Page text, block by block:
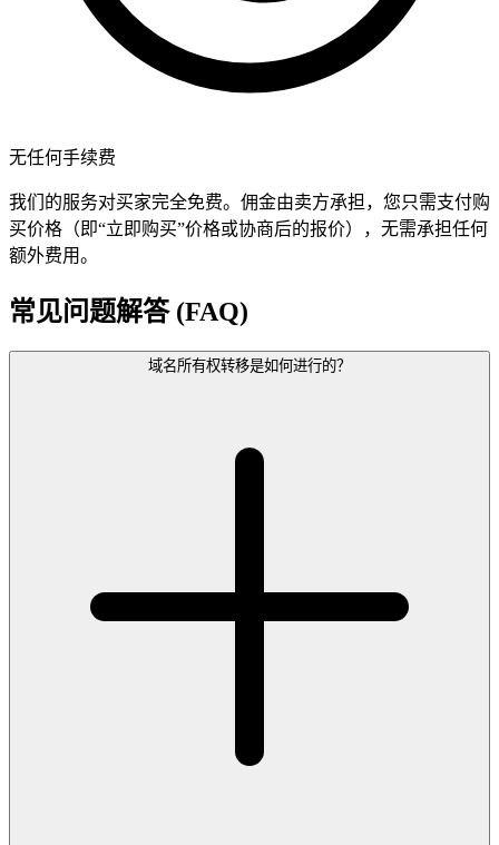
无任何手续费
我们的服务对买家完全免费。佣金由卖方承担，您只需支付购
买价格（即“立即购买”价格或协商后的报价），无需承担任何
额外费用。
常见问题解答 (FAQ)
域名所有权转移是如何进行的？